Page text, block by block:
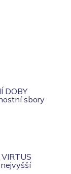
DOBY
sbory